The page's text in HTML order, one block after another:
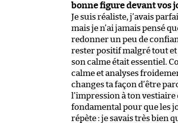
bonne figure devant vos
Je suis réaliste, j’avais
mais je n’ai jamais pensé
redonner un peu de
rester positif malgré tout
son calme était essentiel.
calme et analyses
changes ta façon d’être
l’impression à ton
fondamental pour que les
répète : je savais très bien